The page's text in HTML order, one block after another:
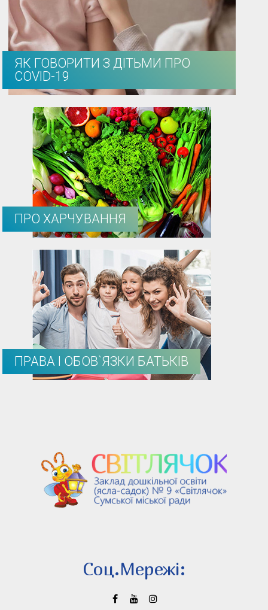
ЯК ГОВОРИТИ З ДІТЬМИ ПРО
COVID-19
ПРО ХАРЧУВАННЯ
ПРАВА І ОБОВ`ЯЗКИ БАТЬКІВ
Соц.Мережi: